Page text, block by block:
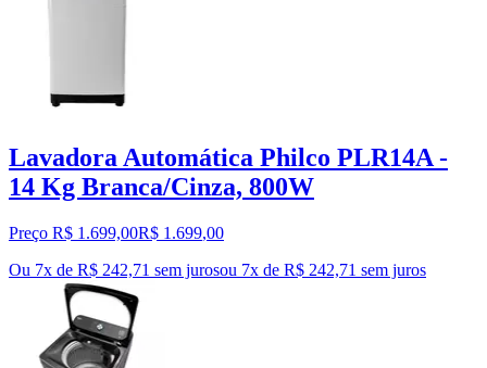
Lavadora Automática Philco PLR14A -
14 Kg Branca/Cinza, 800W
Preço R$ 1.699,00R$ 1.699,00
Ou 7x de R$ 242,71 sem jurosou 7x de R$ 242,71 sem juros